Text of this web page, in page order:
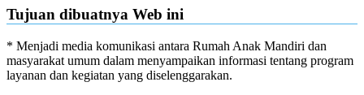
Tujuan dibuatnya Web ini
* Menjadi media komunikasi antara Rumah Anak Mandiri dan
masyarakat umum dalam menyampaikan informasi tentang program
layanan dan kegiatan yang diselenggarakan.